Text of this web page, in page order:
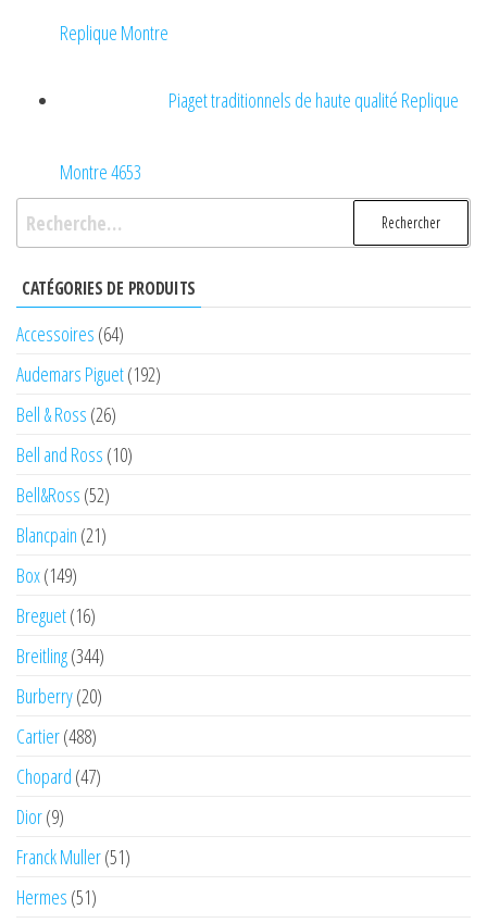
Replique Montre
Piaget traditionnels de haute qualité Replique
Montre 4653
Rechercher :
CATÉGORIES DE PRODUITS
Accessoires (64)
Audemars Piguet(192)
Bell & Ross (26)
Bell and Ross (10)
Bell&Ross (52)
Blancpain (21)
Box(149)
Breguet(16)
Breitling(344)
Burberry(20)
Cartier(488)
Chopard (47)
Dior(9)
Franck Muller(51)
Hermes (51)